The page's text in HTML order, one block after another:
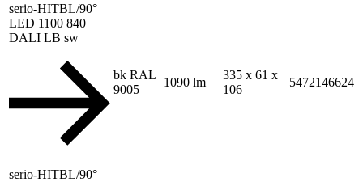
serio-HITBL/90°
LED 1100 840
DALI LB sw
bk RAL
9005
1090 lm
335 x 61 x
106
5472146624
serio-HITBL/90°